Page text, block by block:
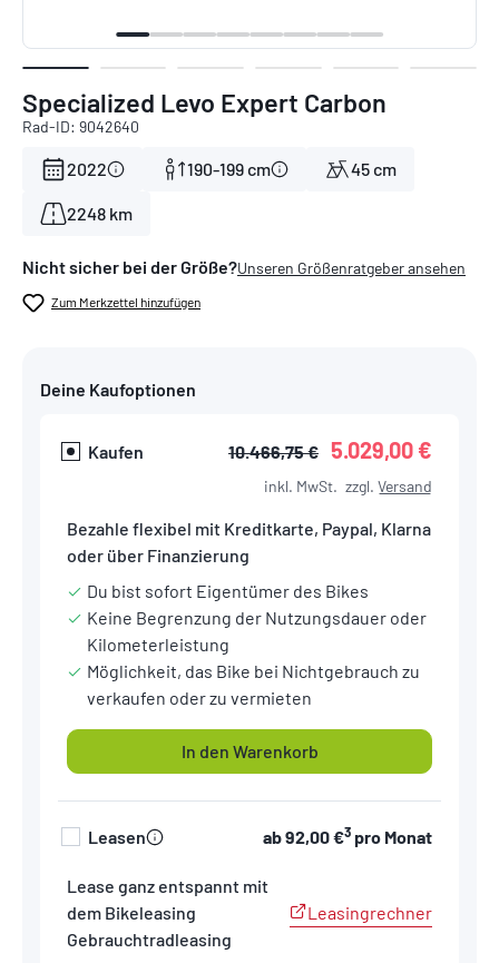
Specialized Levo Expert Carbon
Rad-ID: 9042640
2022 190-199 cm 45 cm
2248 km
Nicht sicher bei der Größe?Unseren Größenratgeber ansehen
Zum Merkzettel hinzufügen
Deine Kaufoptionen
Kaufen 10.466,75 € 5.029,00 €
inkl. MwSt. zzgl. Versand
Bezahle flexibel mit Kreditkarte, Paypal, Klarna
oder über Finanzierung
Du bist sofort Eigentümer des Bikes
Keine Begrenzung der Nutzungsdauer oder
Kilometerleistung
Möglichkeit, das Bike bei Nichtgebrauch zu
verkaufen oder zu vermieten
In den Warenkorb
Leasen ab92,00 €3 pro Monat
Lease ganz entspannt mit
dem Bikeleasing
Gebrauchtradleasing
Leasingrechner